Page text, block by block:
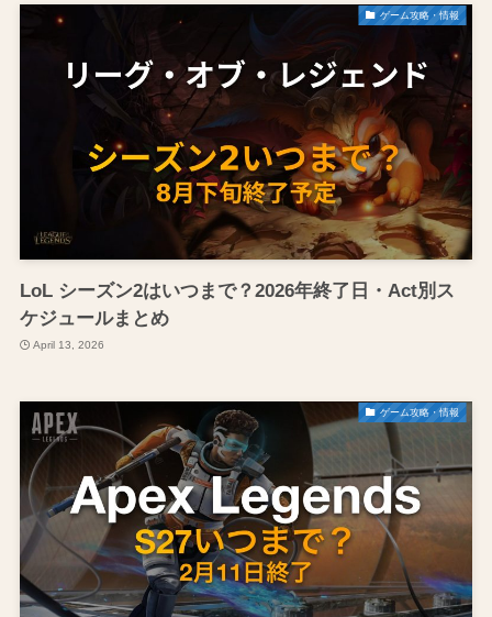
ゲーム攻略・情報
LoL シーズン2はいつまで？2026年終了日・Act別ス
ケジュールまとめ
April 13, 2026
ゲーム攻略・情報